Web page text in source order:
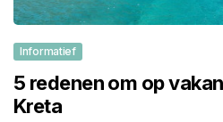
Informatief
5 redenen om op
Kreta